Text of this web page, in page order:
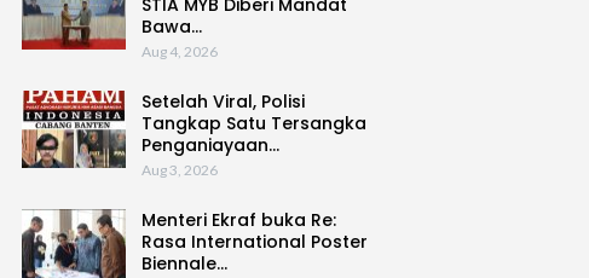
STIA MYB Diberi Mandat
Bawa…
Aug 4, 2026
Setelah Viral, Polisi
Tangkap Satu Tersangka
Penganiayaan…
Aug 3, 2026
Menteri Ekraf buka Re:
Rasa International Poster
Biennale…